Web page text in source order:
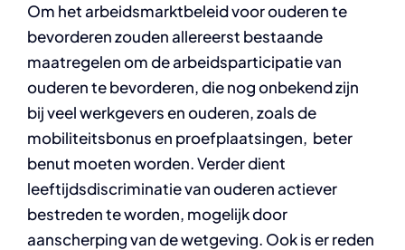
Om het arbeidsmarktbeleid voor ouderen te
bevorderen zouden allereerst bestaande
maatregelen om de arbeidsparticipatie van
ouderen te bevorderen, die nog onbekend zijn
bij veel werkgevers en ouderen, zoals de
mobiliteitsbonus en proefplaatsingen, beter
benut moeten worden. Verder dient
leeftijdsdiscriminatie van ouderen actiever
bestreden te worden, mogelijk door
aanscherping van de wetgeving. Ook is er reden